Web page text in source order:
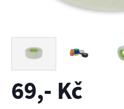
69,- Kč